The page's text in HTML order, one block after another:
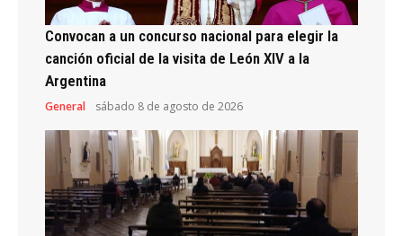
Convocan a un concurso nacional para elegir la
canción oficial de la visita de León XIV a la
Argentina
General sábado 8 de agosto de 2026